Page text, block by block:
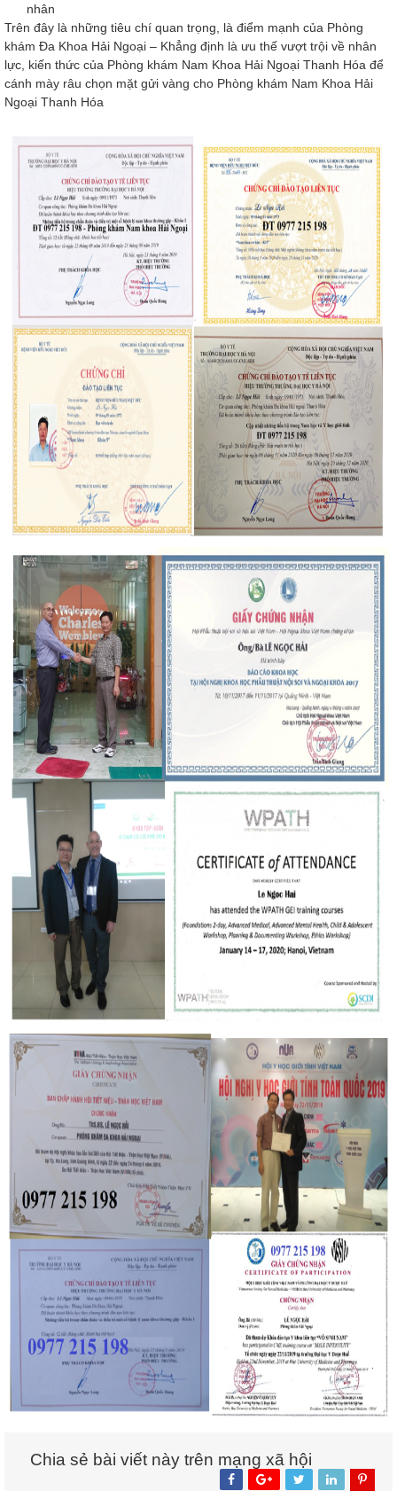
nhân
Trên đây là những tiêu chí quan trọng, là điểm mạnh của Phòng
khám Đa Khoa Hải Ngoại – Khẳng định là ưu thế vượt trội về nhân
lực, kiến thức của Phòng khám Nam Khoa Hải Ngoại Thanh Hóa để
cánh mày râu chọn mặt gửi vàng cho Phòng khám Nam Khoa Hải
Ngoại Thanh Hóa
Chia sẻ bài viết này trên mạng xã hội